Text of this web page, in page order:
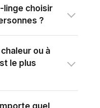
linge choisir
?
ou à
le plus
quel